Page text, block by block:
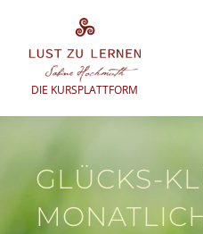
springen
DIE KURSPLATTFORM
GLÜCKS-